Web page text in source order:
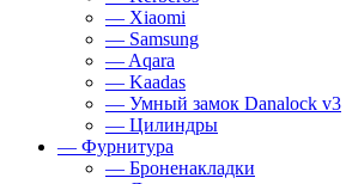
— Xiaomi
— Samsung
— Aqara
— Kaadas
— Умный замок Danalock v3
— Цилиндры
— Фурнитура
— Броненакладки